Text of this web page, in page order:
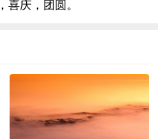
喜庆，团圆。